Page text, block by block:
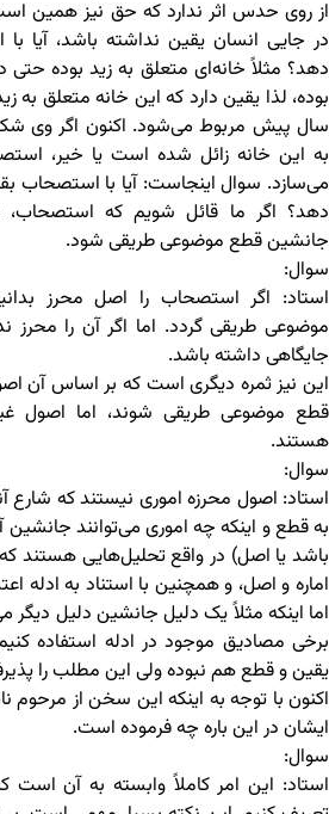
از روی حدس اثر ندارد که حق نیز همین
در جایی انسان یقین نداشته باشد، آیا
دهد؟ مثلاً خانه‌ای متعلق به زید بوده
بوده، لذا یقین دارد که این خانه متعلق به
سال پیش مربوط می‌شود. اکنون اگر وی
به این خانه زائل شده است یا خیر،
می‌سازد. سوال اینجاست: آیا با استصحاب
دهد؟ اگر ما قائل شویم که
جانشین قطع موضوعی طریقی شود.
سوال:
استاد: اگر استصحاب را اصل محرز
موضوعی طریقی گردد. اما اگر آن را محرز
جایگاهی داشته باشد.
این نیز ثمره دیگری است که بر اساس آن
قطع موضوعی طریقی شوند، اما اصول
هستند.
سوال:
استاد: اصول محرزه اموری نیستند که شارع
به قطع و اینکه چه اموری می‌توانند جانشین
باشد یا اصل) در واقع تحلیل‌هایی هستند
اماره و اصل، و همچنین با استناد به ادله
اما اینکه مثلاً یک دلیل جانشین دلیل
برخی مصادیق موجود در ادله استفاده
یقین و قطع هم نبوده ولی این مطلب را
اکنون با توجه به اینکه این سخن از مرحوم
ایشان در این باره چه فرموده است.
سوال:
استاد: این امر کاملاً وابسته به آن است